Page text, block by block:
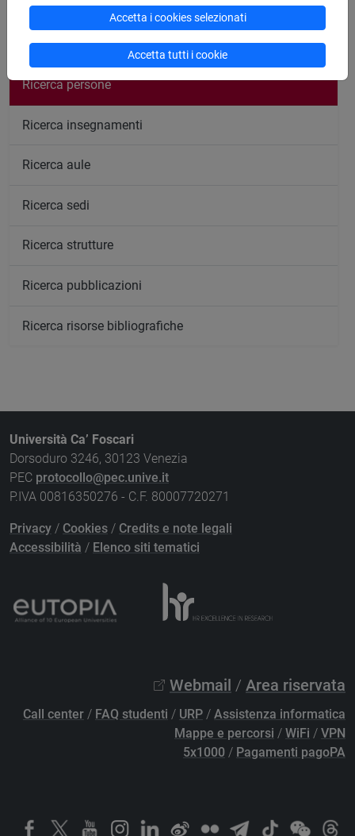
Cerca nel sito
Ricerca persone
Ricerca insegnamenti
Ricerca aule
Ricerca sedi
Ricerca strutture
Ricerca pubblicazioni
Ricerca risorse bibliografiche
Università Ca’ Foscari
Dorsoduro 3246, 30123 Venezia
PEC protocollo@pec.unive.it
P.IVA 00816350276 - C.F. 80007720271
Privacy / Cookies / Credits e note legali
Accessibilità / Elenco siti tematici
Webmail / Area riservata
Call center / FAQ studenti / URP / Assistenza informatica
Mappe e percorsi / WiFi / VPN
5x1000 / Pagamenti pagoPA
Accetta i cookies selezionati
Accetta tutti i cookie